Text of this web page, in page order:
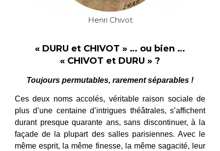
Henri Chivot
« DURU et CHIVOT » … ou bien …
« CHIVOT et DURU » ?
Toujours permutables, rarement séparables !
Ces deux noms accolés, véritable raison sociale de
plus d’une centaine d’intrigues théâtrales, s’affichent
durant presque quarante ans, sans discontinuer, à la
façade de la plupart des salles parisiennes. Avec le
même esprit, la même finesse, la même sagacité, leur